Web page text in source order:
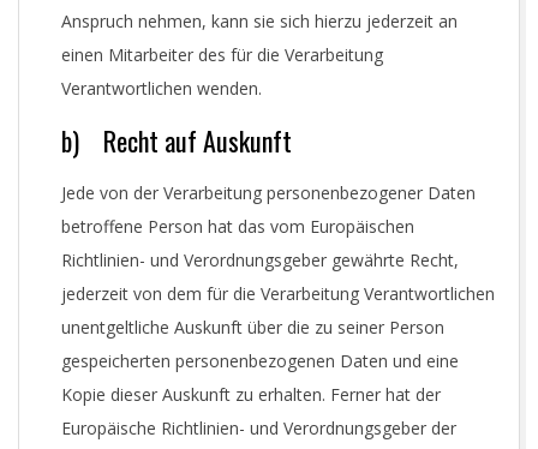
Anspruch nehmen, kann sie sich hierzu jederzeit an
einen Mitarbeiter des für die Verarbeitung
Verantwortlichen wenden.
b) Recht auf Auskunft
Jede von der Verarbeitung personenbezogener Daten
betroffene Person hat das vom Europäischen
Richtlinien- und Verordnungsgeber gewährte Recht,
jederzeit von dem für die Verarbeitung Verantwortlichen
unentgeltliche Auskunft über die zu seiner Person
gespeicherten personenbezogenen Daten und eine
Kopie dieser Auskunft zu erhalten. Ferner hat der
Europäische Richtlinien- und Verordnungsgeber der